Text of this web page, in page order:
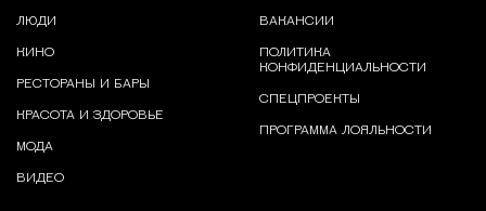
ЛЮДИ
КИНО
РЕСТОРАНЫ И БАРЫ
КРАСОТА И ЗДОРОВЬЕ
МОДА
ВИДЕО
ВАКАНСИИ
ПОЛИТИКА
КОНФИДЕНЦИАЛЬНОСТИ
СПЕЦПРОЕКТЫ
ПРОГРАММА ЛОЯЛЬНОСТИ